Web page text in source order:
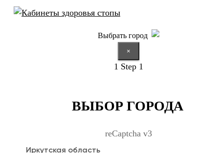
Выбрать город
×
1 Step 1
ВЫБОР ГОРОДА
reCaptcha v3
Иркутская область